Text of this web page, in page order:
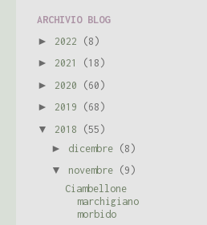
ARCHIVIO BLOG
► 2022 (8)
► 2021 (18)
► 2020 (60)
► 2019 (68)
▼ 2018 (55)
► dicembre (8)
▼ novembre (9)
Ciambellone
marchigiano
morbido